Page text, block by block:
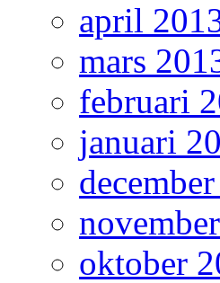
april
mars
februari
januari
oktober